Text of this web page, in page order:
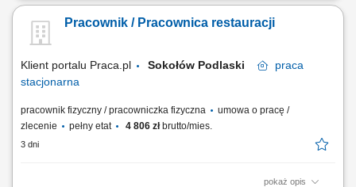
Top Drive zgodnie ze standardami Restauracji; dbałość o porządek i
czystość na stanowisku pracy; obsługa kasy fiskalnej;
Pracownik / Pracownica restauracji
Klient portalu Praca.pl Sokołów Podlaski
praca
stacjonarna
pracownik fizyczny / pracowniczka fizyczna
umowa o pracę /
zlecenie
pełny etat 4 806 złbrutto/mies.
3 dni
pokaż opis